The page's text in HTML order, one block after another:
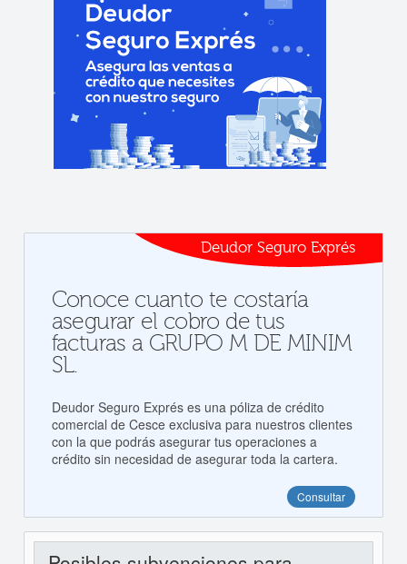
Deudor Seguro Exprés
Conoce cuanto te costaría
asegurar el cobro de tus
facturas a GRUPO M DE MINIM
SL.
Deudor Seguro Exprés es una póliza de crédito
comercial de Cesce exclusiva para nuestros clientes
con la que podrás asegurar tus operaciones a
crédito sin necesidad de asegurar toda la cartera.
Consultar